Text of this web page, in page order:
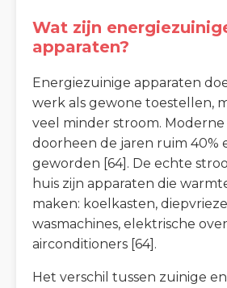
Wat zijn
apparaten?
Energiezuinige apparaten
werk als gewone toestellen,
veel minder stroom.
doorheen de jaren ruim 40%
geworden [64]. De echte
huis zijn apparaten die
maken: koelkasten,
wasmachines, elektrische
airconditioners [64].
Het verschil tussen zuinige